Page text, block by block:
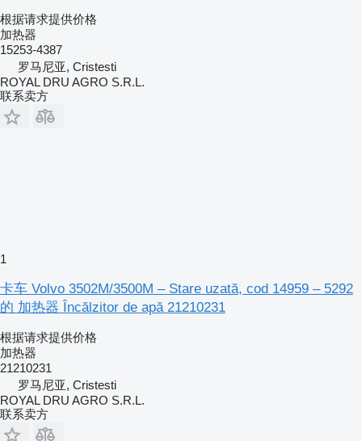
根据请求提供价格
加热器
15253-4387
罗马尼亚, Cristesti
ROYAL DRU AGRO S.R.L.
联系卖方
1
卡车 Volvo 3502M/3500M – Stare uzată, cod 14959 – 5292
的 加热器 Încălzitor de apă 21210231
根据请求提供价格
加热器
21210231
罗马尼亚, Cristesti
ROYAL DRU AGRO S.R.L.
联系卖方